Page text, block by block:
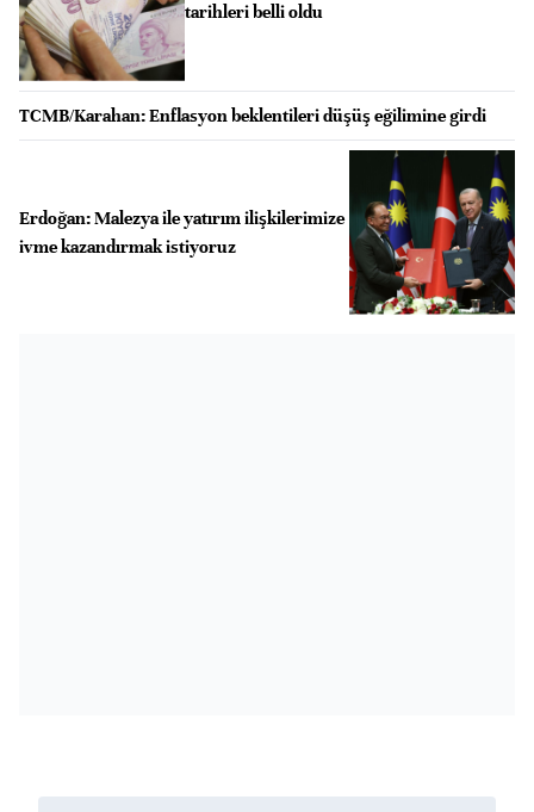
tarihleri belli oldu
TCMB/Karahan: Enflasyon beklentileri düşüş eğilimine girdi
Erdoğan: Malezya ile yatırım ilişkilerimize
ivme kazandırmak istiyoruz